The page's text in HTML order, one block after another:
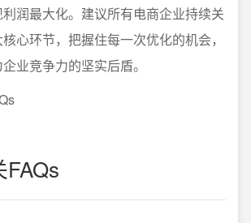
润最大化。建议所有电商企业持续关
心环节，把握住每一次优化的机会，
业竞争力的坚实后盾。